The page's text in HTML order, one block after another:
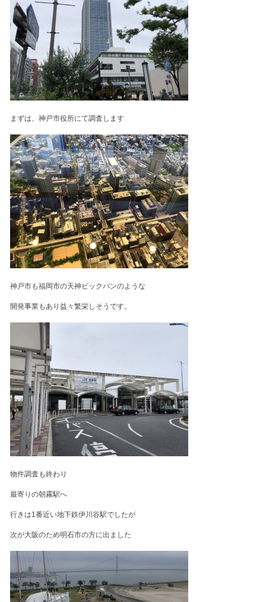
まずは、神戸市役所にて調査します
神戸市も福岡市の天神ビックバンのような
開発事業もあり益々繁栄しそうです。
物件調査も終わり
最寄りの朝霧駅へ
行きは1番近い地下鉄伊川谷駅でしたが
次が大阪のため明石市の方に出ました